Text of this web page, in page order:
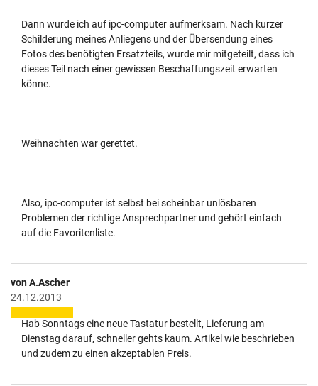
Dann wurde ich auf ipc-computer aufmerksam. Nach kurzer
Schilderung meines Anliegens und der Übersendung eines
Fotos des benötigten Ersatzteils, wurde mir mitgeteilt, dass ich
dieses Teil nach einer gewissen Beschaffungszeit erwarten
könne.
Weihnachten war gerettet.
Also, ipc-computer ist selbst bei scheinbar unlösbaren
Problemen der richtige Ansprechpartner und gehört einfach
auf die Favoritenliste.
von A.Ascher
24.12.2013
Hab Sonntags eine neue Tastatur bestellt, Lieferung am
Dienstag darauf, schneller gehts kaum. Artikel wie beschrieben
und zudem zu einen akzeptablen Preis.